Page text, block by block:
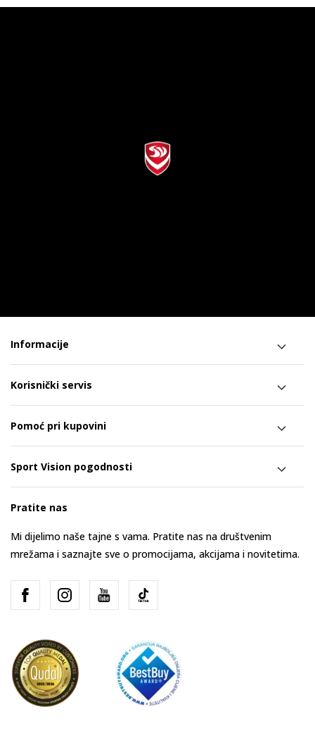
Informacije
Korisnički servis
Pomoć pri kupovini
Sport Vision pogodnosti
Pratite nas
Mi dijelimo naše tajne s vama. Pratite nas na društvenim
mrežama i saznajte sve o promocijama, akcijama i novitetima.